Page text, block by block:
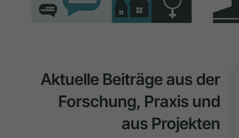
Aktuelle Beiträge aus der
Forschung, Praxis und
aus Projekten